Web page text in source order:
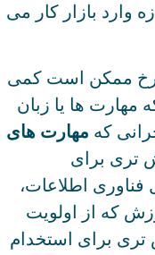
وارد بازار کار می‌
ممکن است کمی
مهارت ‌ها یا زبان
که مهارت‌ های
تری برای
اطلاعات،
که از اولویت‌
تری برای استخدام